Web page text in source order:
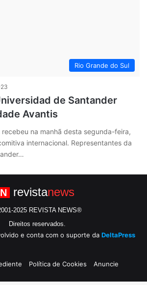
Rio Grande do Sul
de Santander
Avantis
recebeu na manhã desta segunda-feira,
internacional. Representantes da
N revistanews
2025 REVISTA NEWS®
Direitos reservados.
e conta com o suporte da DeltaPress
Política de Cookies Anuncie